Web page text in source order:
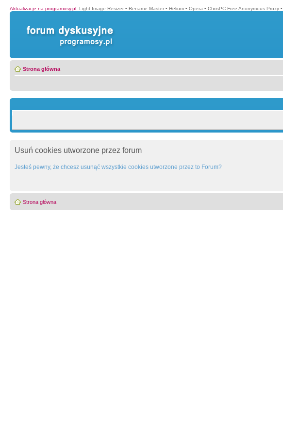
Aktualizacje na programosy.pl: Light Image Resizer • Rename Master • Helium • Opera • ChrisPC Free Anonymous Proxy •
Strona główna
Usuń cookies utworzone przez forum
Jesteś pewny, że chcesz usunąć wszystkie cookies utworzone przez to Forum?
Strona główna